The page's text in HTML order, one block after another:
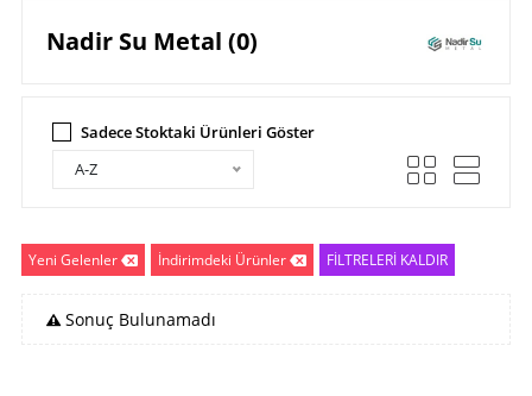
Nadir Su Metal (0)
Sadece Stoktaki Ürünleri Göster
A-Z
Yeni Gelenler İndirimdeki Ürünler FİLTRELERİ KALDIR
Sonuç Bulunamadı